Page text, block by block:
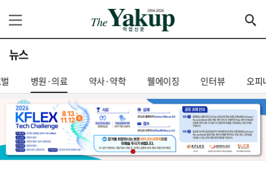
뉴스
병원·의료 약사·약학 웰에이징 인터뷰 오피